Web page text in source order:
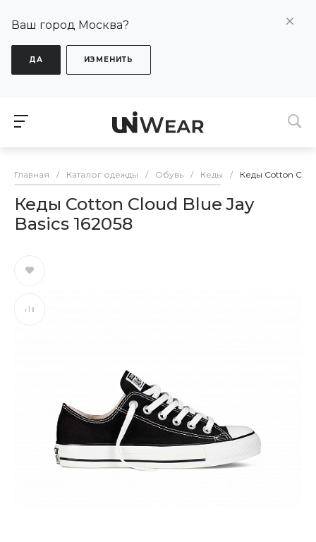
Ваш город Москва?
ДА ИЗМЕНИТЬ
Главная / Каталог одежды / Обувь / Кеды / Кеды Cotton
Кеды Cotton Cloud Blue Jay
Basics 162058